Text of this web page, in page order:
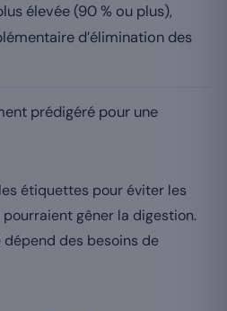
élevée (90 % ou plus),
d’élimination des
prédigéré pour une
étiquettes pour éviter les
gêner la digestion.
des besoins de